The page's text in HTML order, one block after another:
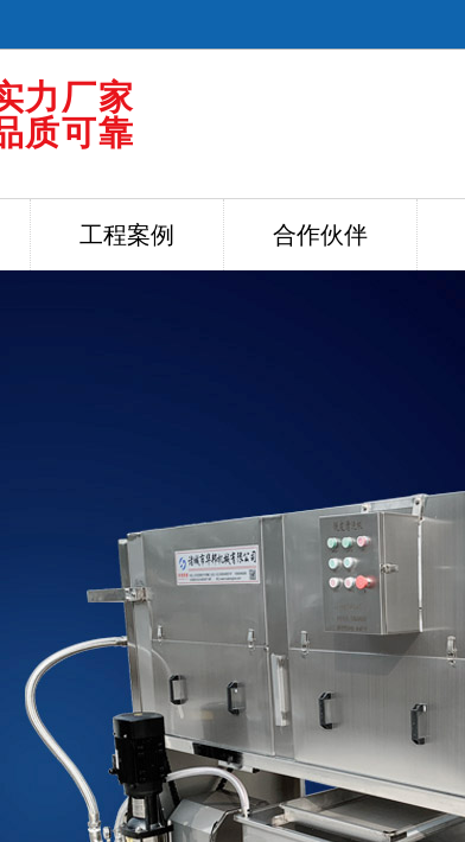
力厂家
质可靠
工程案例 合作伙伴